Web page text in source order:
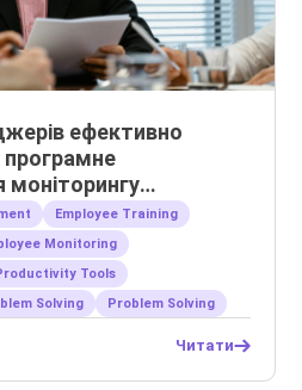
ефективно
програмне
моніторингу
Employee Training
Monitoring
Tools
Solving Problem Solving
Читати